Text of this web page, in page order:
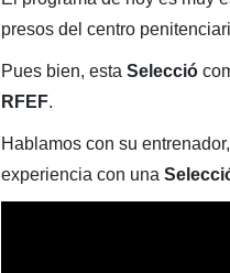
presos del centro
Pues bien, esta Selecció
RFEF.
Hablamos con su entrenador,
experiencia con una